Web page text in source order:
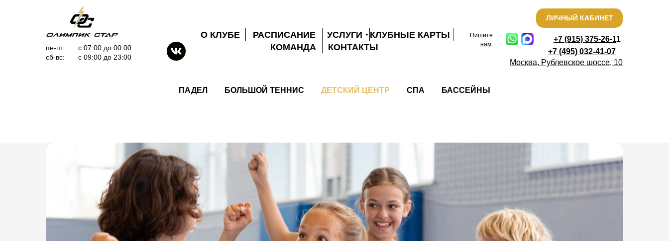
Москва, Рублевское шоссе, 10
Пишите
нам:
с 07:00 до 00:00
с 09:00 до 23:00
пн-пт:
сб-вс:
+7 (495) 032-41-07
+7 (915) 375-26-11
О КЛУБЕ РАСПИСАНИЕ УСЛУГИ
КЛУБНЫЕ КАРТЫ
КОМАНДА
КОНТАКТЫ
ЛИЧНЫЙ КАБИНЕТ
ПАДЕЛ БОЛЬШОЙ ТЕННИС ДЕТСКИЙ ЦЕНТР СПА БАССЕЙНЫ